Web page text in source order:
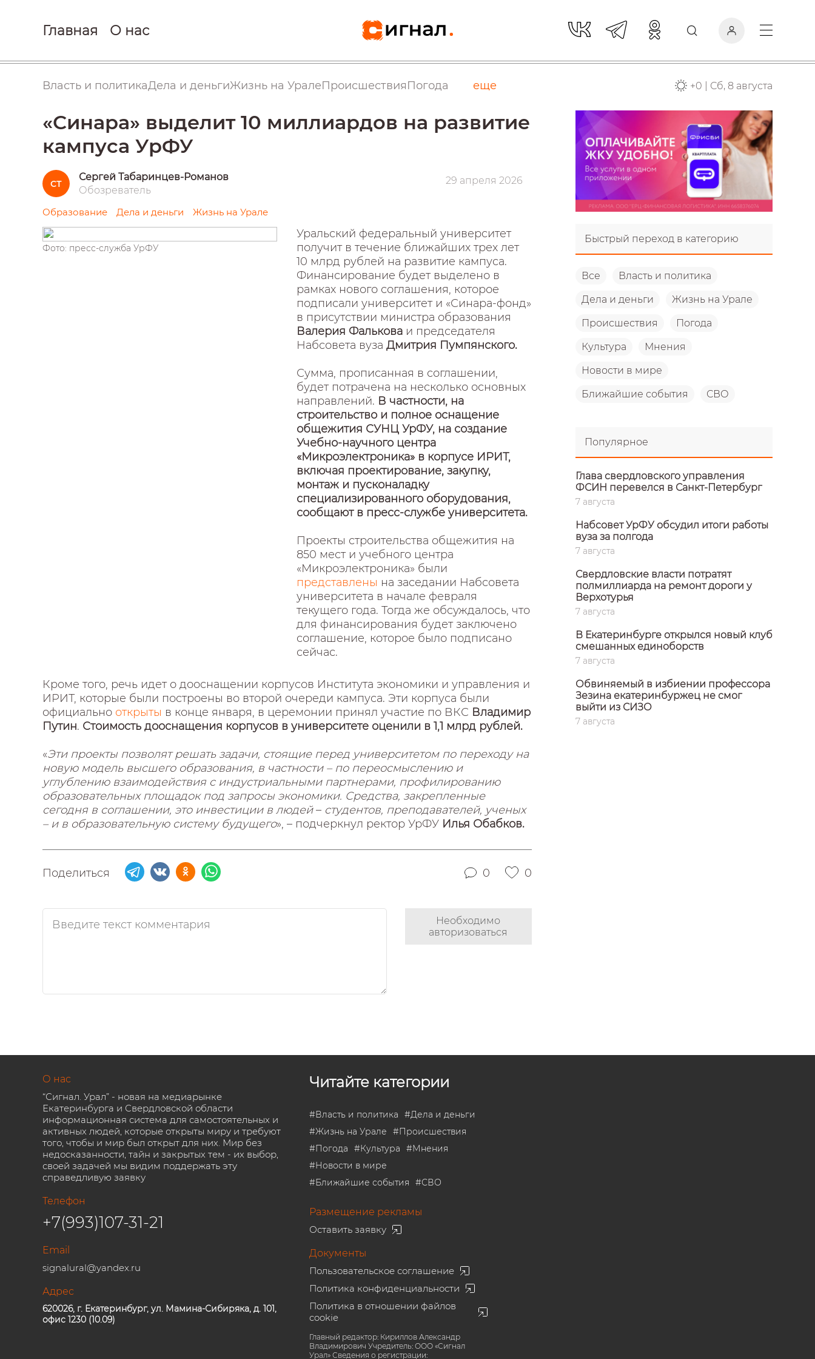
Главная О нас
Власть и политикаДела и деньгиЖизнь на УралеПроисшествияПогода еще +0 Сб, 8 августа
«Синара» выделит 10 миллиардов на развитие
кампуса УрФУ
СТ
Сергей Табаринцев-Романов
Обозреватель
29 апреля 2026
Образование Дела и деньги Жизнь на Урале
Фото: пресс-служба УрФУ
Уральский федеральный университет
получит в течение ближайших трех лет
10 млрд рублей на развитие кампуса.
Финансирование будет выделено в
рамках нового соглашения, которое
подписали университет и «Синара-фонд»
в присутствии министра образования
Валерия Фалькова и председателя
Набсовета вузаДмитрия Пумпянского.
Сумма, прописанная в соглашении,
будет потрачена на несколько основных
направлений. В частности, на
строительство и полное оснащение
общежития СУНЦ УрФУ, на создание
Учебно-научного центра
«Микроэлектроника» в корпусе ИРИТ,
включая проектирование, закупку,
монтаж и пусконаладку
специализированного оборудования,
сообщают в пресс-службе университета.
Проекты строительства общежития на
850 мест и учебного центра
«Микроэлектроника» были
представлены на заседании Набсовета
университета в начале февраля
текущего года. Тогда же обсуждалось, что
для финансирования будет заключено
соглашение, которое было подписано
сейчас.
Кроме того, речь идет о дооснащении корпусов Института экономики и управления и
ИРИТ, которые были построены во второй очереди кампуса. Эти корпуса были
официально открыты в конце января, в церемонии принял участие по ВКС Владимир
Путин. Стоимость дооснащения корпусов в университете оценили в 1,1 млрд рублей.
«Эти проекты позволят решать задачи, стоящие перед университетом по переходу на
новую модель высшего образования, в частности – по переосмыслению и
углублению взаимодействия с индустриальными партнерами, профилированию
образовательных площадок под запросы экономики. Средства, закрепленные
сегодня в соглашении, это инвестиции в людей– студентов, преподавателей, ученых
– и в образовательную систему будущего», – подчеркнул ректор УрФУ Илья Обабков.
Поделиться 0 0
Необходимо
авторизоваться
Быстрый переход в категорию
Все Власть и политика
Дела и деньги Жизнь на Урале
Происшествия Погода
Культура Мнения
Новости в мире
Ближайшие события СВО
Популярное
Глава свердловского управления
ФСИН перевелся в Санкт-Петербург
7 августа
Набсовет УрФУ обсудил итоги работы
вуза за полгода
7 августа
Свердловские власти потратят
полмиллиарда на ремонт дороги у
Верхотурья
7 августа
В Екатеринбурге открылся новый клуб
смешанных единоборств
7 августа
Обвиняемый в избиении профессора
Зезина екатеринбуржец не смог
выйти из СИЗО
7 августа
О нас
“Сигнал. Урал” - новая на медиарынке
Екатеринбурга и Свердловской области
информационная система для самостоятельных и
активных людей, которые открыты миру и требуют
того, чтобы и мир был открыт для них. Мир без
недосказанности, тайн и закрытых тем - их выбор,
своей задачей мы видим поддержать эту
справедливую заявку
Телефон
+7(993)107-31-21
Email
signalural@yandex.ru
Адрес
620026, г. Екатеринбург, ул. Мамина-Сибиряка, д. 101,
офис 1230 (10.09)
Читайте категории
#Власть и политика #Дела и деньги
#Жизнь на Урале #Происшествия
#Погода #Культура #Мнения
#Новости в мире
#Ближайшие события #СВО
Размещение рекламы
Оставить заявку
Документы
Пользовательское соглашение
Политика конфиденциальности
Политика в отношении файлов
cookie
Главный редактор: Кириллов Александр
Владимирович Учредитель: ООО «Сигнал
Урал» Сведения о регистрации: